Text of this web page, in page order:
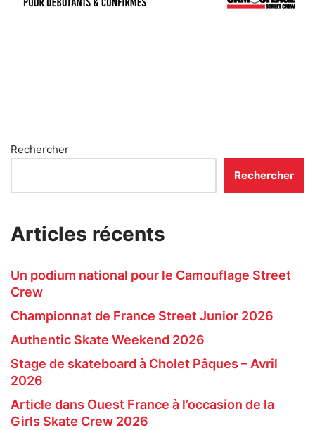
Rechercher
Rechercher
Articles récents
Un podium national pour le Camouflage Street
Crew
Championnat de France Street Junior 2026
Authentic Skate Weekend 2026
Stage de skateboard à Cholet Pâques – Avril
2026
Article dans Ouest France à l’occasion de la
Girls Skate Crew 2026